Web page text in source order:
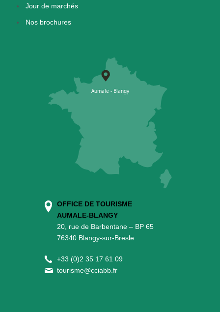
Jour de marchés
Nos brochures
OFFICE DE TOURISME
AUMALE-BLANGY
20, rue de Barbentane – BP 65
76340 Blangy-sur-Bresle
+33 (0)2 35 17 61 09
tourisme@cciabb.fr